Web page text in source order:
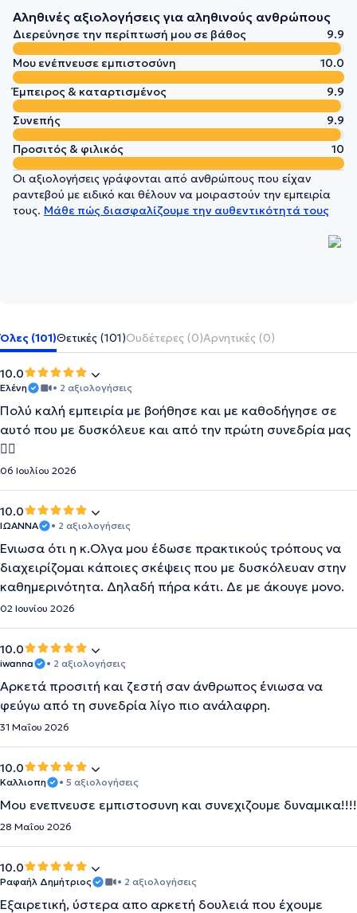
Αληθινές αξιολογήσεις για αληθινούς ανθρώπους
Διερεύνησε την περίπτωσή μου σε βάθος
9.9
Μου ενέπνευσε εμπιστοσύνη
10.0
Έμπειρος & καταρτισμένος
9.9
Συνεπής
9.9
Προσιτός & φιλικός
10
Οι αξιολογήσεις γράφονται από ανθρώπους που είχαν
ραντεβού με ειδικό και θέλουν να μοιραστούν την εμπειρία
τους. Μάθε πώς διασφαλίζουμε την αυθεντικότητά τους
Όλες (101)Θετικές (101)Ουδέτερες (0)Αρνητικές (0)
10.0
Ελένη • 2 αξιολογήσεις
Πολύ καλή εμπειρία με βοήθησε και με καθοδήγησε σε
αυτό που με δυσκόλευε και από την πρώτη συνεδρία μας
👍🏻
06 Ιουλίου 2026
10.0
ΙΩΑΝΝΑ • 2 αξιολογήσεις
Ένιωσα ότι η κ.Ολγα μου έδωσε πρακτικούς τρόπους να
διαχειρίζομαι κάποιες σκέψεις που με δυσκόλευαν στην
καθημερινότητα. Δηλαδή πήρα κάτι. Δε με άκουγε μονο.
02 Ιουνίου 2026
10.0
iwanna • 2 αξιολογήσεις
Αρκετά προσιτή και ζεστή σαν άνθρωπος ένιωσα να
φεύγω από τη συνεδρία λίγο πιο ανάλαφρη.
31 Μαΐου 2026
10.0
Καλλιοπη • 5 αξιολογήσεις
Μου ενεπνευσε εμπιστοσυνη και συνεχιζουμε δυναμικα!!!!
28 Μαΐου 2026
10.0
Ραφαήλ Δημήτριος • 2 αξιολογήσεις
Εξαιρετική, ύστερα απο αρκετή δουλειά που έχουμε